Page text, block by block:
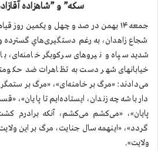
سكه” و ”شاهزاده
جمعه ۱۴ بهمن در صد و چهل و یکمین روز
شجاع زاهدان، به رغم دستگیری‌هاي گسترده و
شدید سپاه و نیروهای سرکوبگر خامنه‌ای،
خیابانهای شهر دست به تظاهرات ضد
می‌دادند: «مرگ بر خامنه‌ای»، «مرگ بر
دار باشه چه زندان، ایستاده‌ایم تا پایان»،
پایان»، «می‌کشم می‌کشم، آنکه برادرم
گردد»، «اینهمه سال جنایت، مرگ بر این
ولایت».